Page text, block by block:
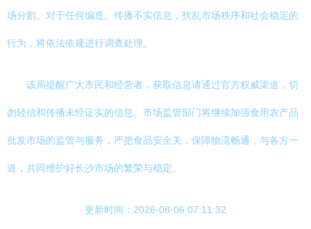
场分割。对于任何编造、传播不实信息，扰乱市场秩序和社会稳定的
行为，将依法依规进行调查处理。
该局提醒广大市民和经营者，获取信息请通过官方权威渠道，切
勿轻信和传播未经证实的信息。市场监管部门将继续加强食用农产品
批发市场的监管与服务，严把食品安全关，保障物流畅通，与各方一
道，共同维护好长沙市场的繁荣与稳定。
更新时间：2026-08-06 07:11:32